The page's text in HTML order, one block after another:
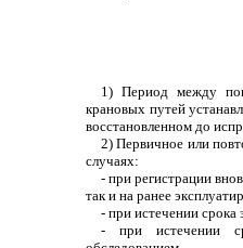
1) Период между
крановых путей
восстановленном до
2) Первичное или
случаях:
- при регистрации
так и на ранее
- при истечении срока
- при истечении